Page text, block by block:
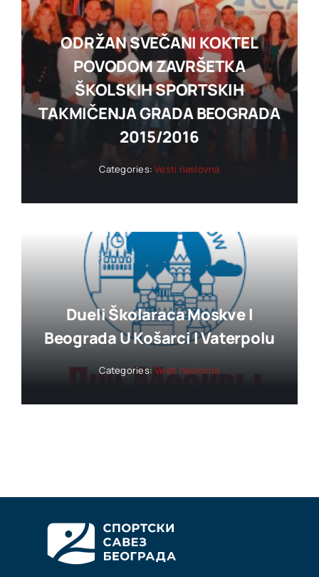
ODRŽAN SVEČANI KOKTEL
POVODOM ZAVRŠETKA
ŠKOLSKIH SPORTSKIH
TAKMIČENJA GRADA BEOGRADA
2015/2016
Categories:Vesti naslovna
Dueli Školaraca Moskve I
Beograda U Košarci I Vaterpolu
Categories:Vesti naslovna